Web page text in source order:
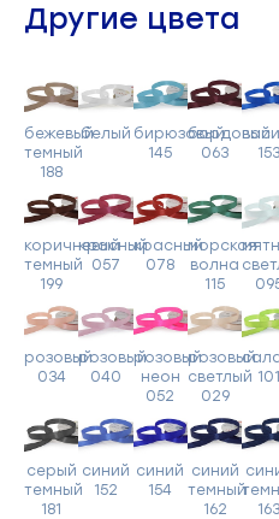
Другие цвета
бежевый
темный
188
белый бирюзовый
145
бордовый
063
153
коричневый
темный
199
красный
057
красный
078
морская
волна
115
розовый
034
розовый
040
розовый
неон
052
розовый
светлый
029
101
серый
темный
181
синий
152
синий
154
синий
темный
162
163